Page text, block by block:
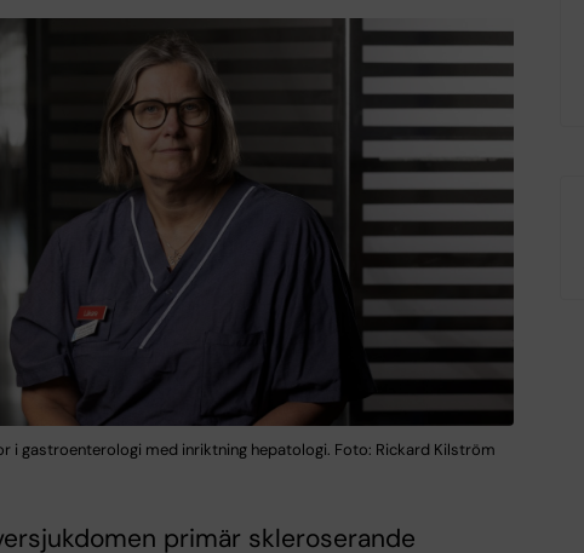
i gastroenterologi med inriktning hepatologi. Foto: Rickard Kilström
primär skleroserande